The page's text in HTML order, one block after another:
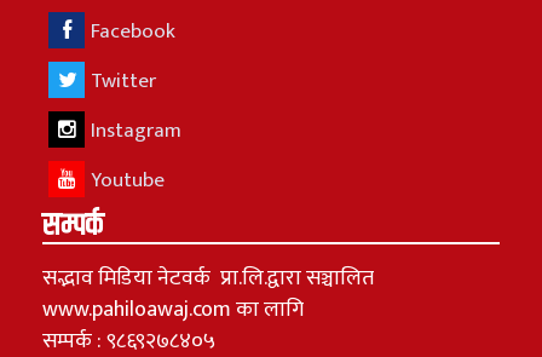
Facebook
Twitter
Instagram
Youtube
सम्पर्क
सद्भाव मिडिया नेटवर्क प्रा.लि.द्वारा सञ्चालित
www.pahiloawaj.com का लागि
सम्पर्क : ९८६९२७८४०५